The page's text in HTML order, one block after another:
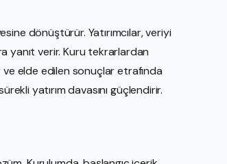
dönüştürür. Yatırımcılar, veriyi
yanıt verir. Kuru tekrarlardan
ve elde edilen sonuçlar etrafında
yatırım davasını güçlendirir.